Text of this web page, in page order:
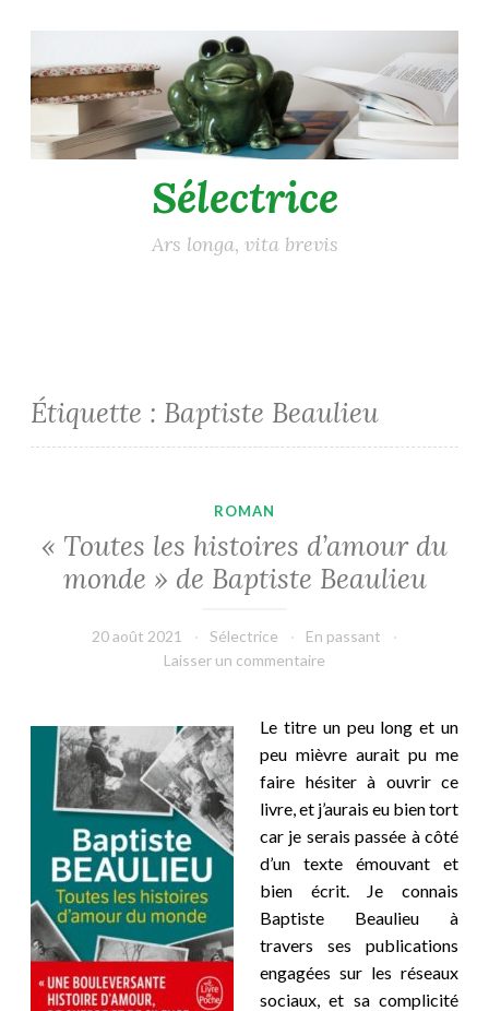
au
contenu
principal
Sélectrice
Ars longa, vita brevis
Étiquette : Baptiste Beaulieu
ROMAN
« Toutes les histoires d’amour du
monde » de Baptiste Beaulieu
20 août 2021 Sélectrice
En passant
Laisser un commentaire
Le titre un peu long et un
peu mièvre aurait pu me
faire hésiter à ouvrir ce
livre, et j’aurais eu bien tort
car je serais passée à côté
d’un texte émouvant et
bien écrit. Je connais
Baptiste Beaulieu à
travers ses publications
engagées sur les réseaux
sociaux, et sa complicité